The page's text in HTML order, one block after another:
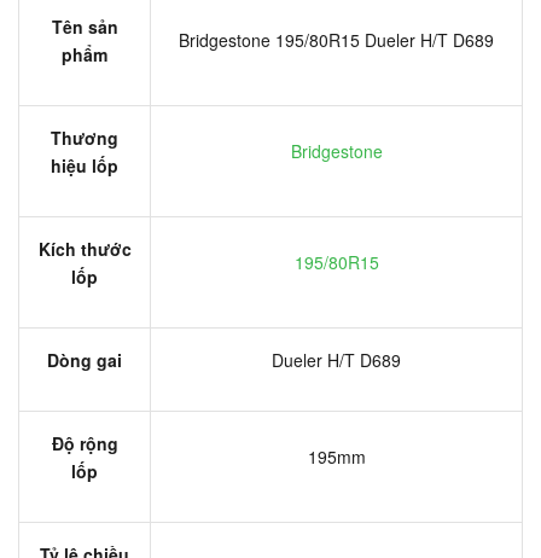
Tên sản
phẩm
Bridgestone 195/80R15 Dueler H/T D689
Thương
hiệu lốp
Bridgestone
Kích thước
lốp
195/80R15
Dòng gai Dueler H/T D689
Độ rộng
lốp
195mm